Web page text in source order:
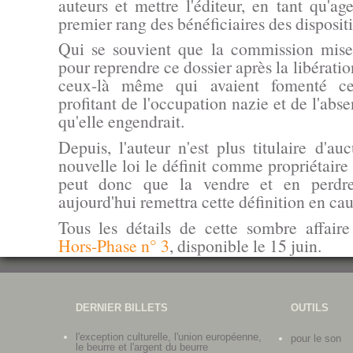
auteurs et mettre l'éditeur, en tant
premier rang des bénéficiaires des
Qui se souvient que la commission
pour reprendre ce dossier après la
ceux-là même qui avaient fomenté
profitant de l'occupation nazie et de
qu'elle engendrait.
Depuis, l'auteur n'est plus titulaire
nouvelle loi le définit comme
peut donc que la vendre et en
aujourd'hui remettra cette définition en
Tous les détails de cette sombre
Hors-Phase n° 3, disponible le 15 juin.
DERNIER BILLETS
l'exception culturelle, l'union européenne,
le beurre et l'argent du beurre
OUTILS
pour le son